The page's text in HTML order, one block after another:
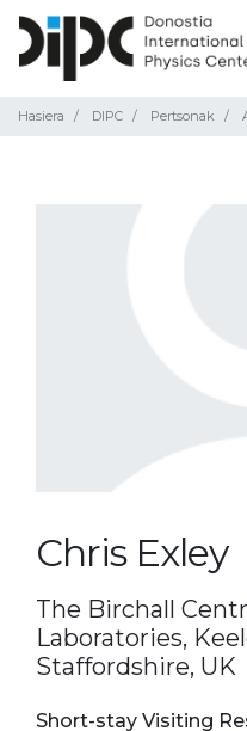
Hasiera DIPC Pertsonak
Chris Exley
The Birchall
Laboratories,
Staffordshire, UK
Short-stay Visiting